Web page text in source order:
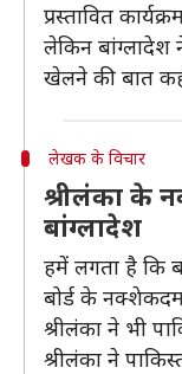
प्रस्तावित
लेकिन बांग्लादेश
खेलने की बात
लेखक के विचार
श्रीलंका के
बांग्लादेश
हमें लगता है कि
बोर्ड के
श्रीलंका ने भी
श्रीलंका ने